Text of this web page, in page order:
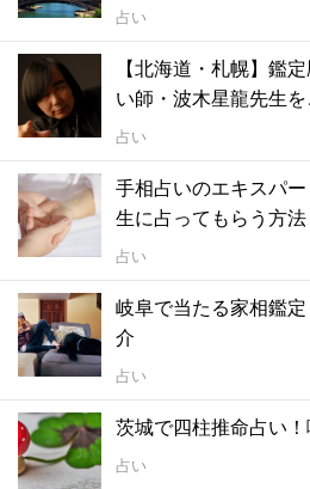
占い
【北海道・札幌】鑑
い師・波木星龍先生を
占い
手相占いのエキスパ
生に占ってもらう方法
占い
岐阜で当たる家相鑑
介
占い
茨城で四柱推命占い
占い